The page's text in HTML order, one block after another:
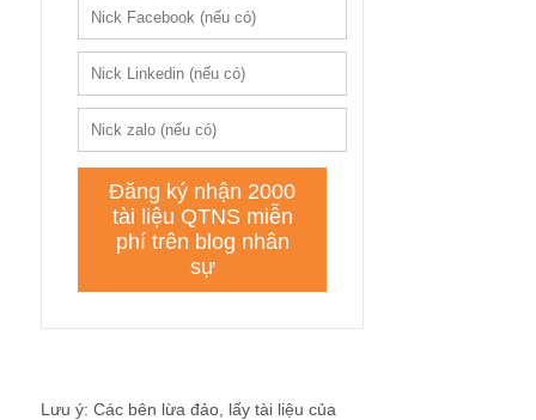
Lưu ý: Các bên lừa đảo, lấy tài liệu của